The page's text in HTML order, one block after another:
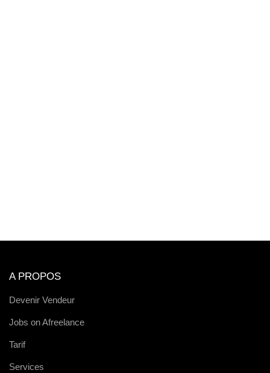
A PROPOS
Devenir Vendeur
Jobs on Afreelance
Tarif
Services